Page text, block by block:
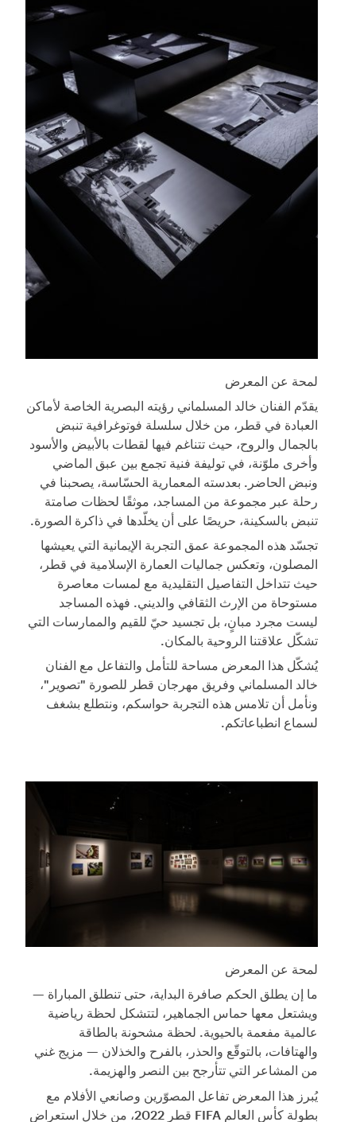
لمحة عن المعرض
يقدّم الفنان خالد المسلماني رؤيته البصرية الخاصة لأماكن
العبادة في قطر، من خلال سلسلة فوتوغرافية تنبض
بالجمال والروح، حيث تتناغم فيها لقطات بالأبيض والأسود
وأخرى ملوّنة، في توليفة فنية تجمع بين عبق الماضي
ونبض الحاضر. بعدسته المعمارية الحسّاسة، يصحبنا في
رحلة عبر مجموعة من المساجد، موثقًا لحظات صامتة
تنبض بالسكينة، حريصًا على أن يخلّدها في ذاكرة الصورة.
تجسّد هذه المجموعة عمق التجربة الإيمانية التي يعيشها
المصلون، وتعكس جماليات العمارة الإسلامية في قطر،
حيث تتداخل التفاصيل التقليدية مع لمسات معاصرة
مستوحاة من الإرث الثقافي والديني. فهذه المساجد
ليست مجرد مبانٍ، بل تجسيد حيّ للقيم والممارسات التي
تشكّل علاقتنا الروحية بالمكان.
يُشكّل هذا المعرض مساحة للتأمل والتفاعل مع الفنان
خالد المسلماني وفريق مهرجان قطر للصورة "تصوير"،
ونأمل أن تلامس هذه التجربة حواسكم، ونتطلع بشغف
لسماع انطباعاتكم.
لمحة عن المعرض
ما إن يطلق الحكم صافرة البداية، حتى تنطلق المباراة —
ويشتعل معها حماس الجماهير، لتتشكل لحظة رياضية
عالمية مفعمة بالحيوية. لحظة مشحونة بالطاقة
والهتافات، بالتوقّع والحذر، بالفرح والخذلان — مزيج غني
من المشاعر التي تتأرجح بين النصر والهزيمة.
يُبرز هذا المعرض تفاعل المصوّرين وصانعي الأفلام مع
بطولة كأس العالم FIFA قطر 2022، من خلال استعراض